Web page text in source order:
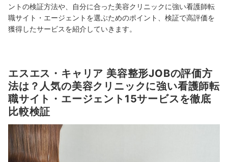
ントの検証方法や、自分に合った美容クリニックに強い看護師転
職サイト・エージェントを選ぶためのポイント、検証で高評価を
獲得したサービスを紹介していきます。
エスエス・キャリア 美容整形JOBの評価方
法は？人気の美容クリニックに強い看護師転
職サイト・エージェント15サービスを徹底
比較検証